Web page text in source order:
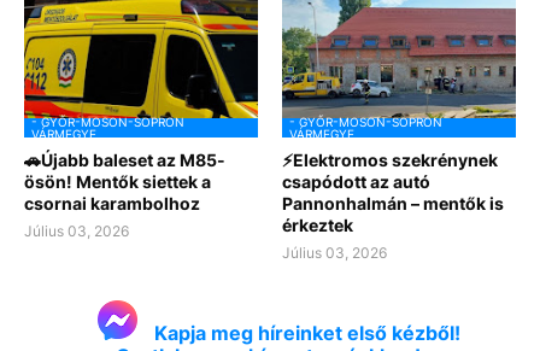
- GYŐR-MOSON-SOPRON
VÁRMEGYE
🚗Újabb baleset az M85-
ösön! Mentők siettek a
csornai karambolhoz
Július 03, 2026
- GYŐR-MOSON-SOPRON
VÁRMEGYE
⚡Elektromos szekrénynek
csapódott az autó
Pannonhalmán – mentők is
érkeztek
Július 03, 2026
Kapja meg híreinket első kézből!